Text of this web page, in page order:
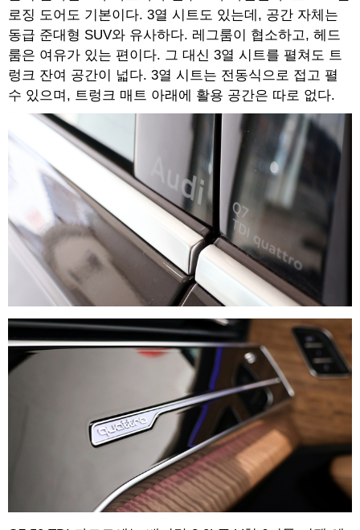
로징 도어도 기본이다. 3열 시트도 있는데, 공간 자체는
동급 준대형 SUV와 유사하다. 레그룸이 협소하고, 헤드
룸은 여유가 있는 편이다. 그 대신 3열 시트를 펼쳐도 트
렁크 잔여 공간이 넓다. 3열 시트는 전동식으로 접고 펼
수 있으며, 트렁크 매트 아래에 활용 공간은 따로 없다.